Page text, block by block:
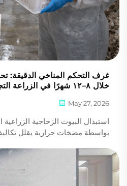
غرف التحكم المناخي الدقيقة:
خلال ٨–١٢ شهرًا في الزراعة التجارية
May 27, 2026
استبدال البيوت الزجاجية الزراعية
بواسطة مضخات حرارية يقلل
الإغلاق
وللمحاصيل عالية القيمة، ينخفض